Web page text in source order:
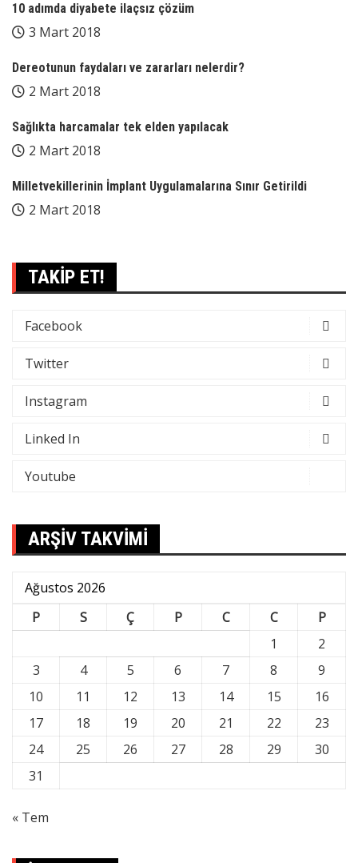
10 adımda diyabete ilaçsız çözüm
3 Mart 2018
Dereotunun faydaları ve zararları nelerdir?
2 Mart 2018
Sağlıkta harcamalar tek elden yapılacak
2 Mart 2018
Milletvekillerinin İmplant Uygulamalarına Sınır Getirildi
2 Mart 2018
TAKİP ET!
Facebook
Twitter
Instagram
Linked In
Youtube
ARŞİV TAKVİMİ
Ağustos 2026
P
S Ç P C C
P
1
2
3
4 5 6 7 8
9
10
11 12 13 14 15
16
17
18 19 20 21 22
23
24
25 26 27 28 29
30
31
« Tem